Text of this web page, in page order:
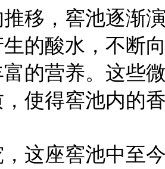
移，窖池逐渐
的酸水，不断
的营养。这些
使得窖池内的
这座窖池中至